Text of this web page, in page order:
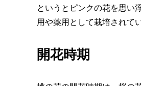
というとピンクの花を思い
用や薬用として栽培されて
開花時期